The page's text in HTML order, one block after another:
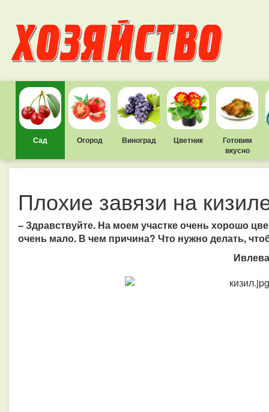
Сад Огород Виноград Цветник
Готовим
вкусно
Плохие завязи на
– Здравствуйте. На моем участке очень хорошо
очень мало. В чем причина? Что нужно делать,